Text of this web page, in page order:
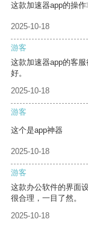
这款加速器app的操作
2025-10-18
游客
这款加速器app的客
好。
2025-10-18
游客
这个是app神器
2025-10-18
游客
这款办公软件的界面
很合理，一目了然。
2025-10-18